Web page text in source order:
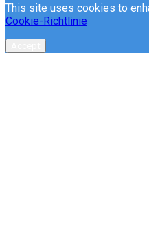
This site uses cookies to
Cookie-Richtlinie